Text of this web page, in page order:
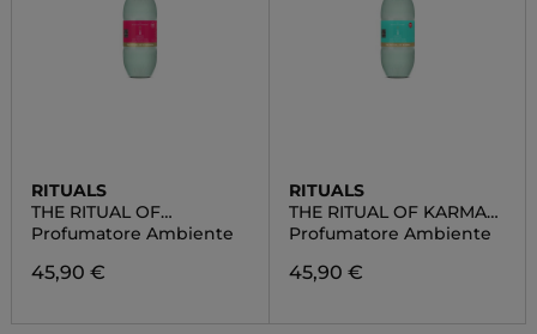
RITUALS
THE RITUAL OF
AYURVEDA FRAGRANCE
STICKS
Profumatore Ambiente
45,90 €
RITUALS
THE RITUAL OF KARMA
FRAGRANCE STICKS
Profumatore Ambiente
45,90 €